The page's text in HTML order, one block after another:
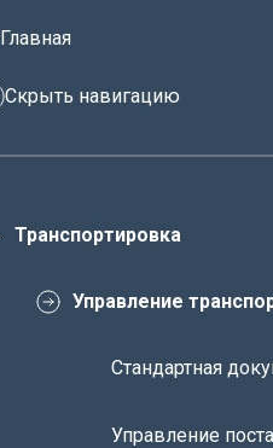
Главная
Скрыть навигацию
Транспортировка
Управление
Стандартная
Управление